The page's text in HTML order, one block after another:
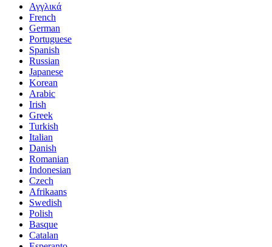
Αγγλικά
French
German
Portuguese
Spanish
Russian
Japanese
Korean
Arabic
Irish
Greek
Turkish
Italian
Danish
Romanian
Indonesian
Czech
Afrikaans
Swedish
Polish
Basque
Catalan